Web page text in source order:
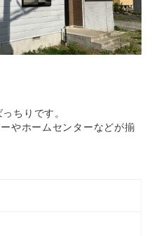
ちりです。
やホームセンターなどが揃